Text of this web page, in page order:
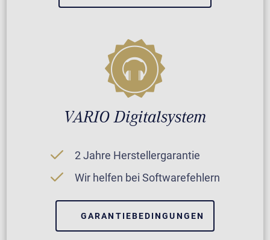
VARIO Digitalsystem
2 Jahre Herstellergarantie
Wir helfen bei Softwarefehlern
GARANTIEBEDINGUNGEN